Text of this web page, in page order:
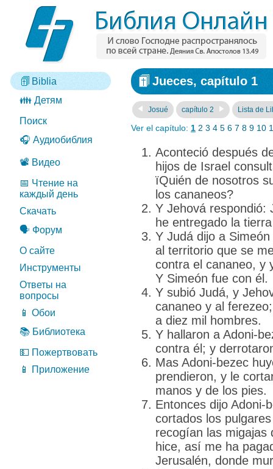
Biblia
👪 Детям
Поиск
🎧 Аудиобиблия
📽️ Видео
📅 Чтение на
каждый день
Скачать
🗣️ Форум
О сайте
Инструменты
Ответы на
вопросы
📱 Обои
📚 Библиотека
💵 Пожертвовать
📱 Приложение
Jueces, capítulo 1
Josué capítulo 2 Lista de
Ver el capítulo: 1 2 3 4 5 6 7 8 9 10
Aconteció después
hijos de Israel
їQuién de nosotros
los cananeos?
Y Jehová respondió:
he entregado la
Y Judá dijo a
al territorio que se
contra el cananeo, y
Y Simeón fue con él.
Y subió Judá, y
cananeo y al
a diez mil hombres.
Y hallaron a Adoni-
contra él; y
Mas Adoni-bezec
prendieron, y le
manos y de los pies.
Entonces dijo Adoni-
cortados los
recogían las migajas
hice, así me ha
Jerusalén, donde